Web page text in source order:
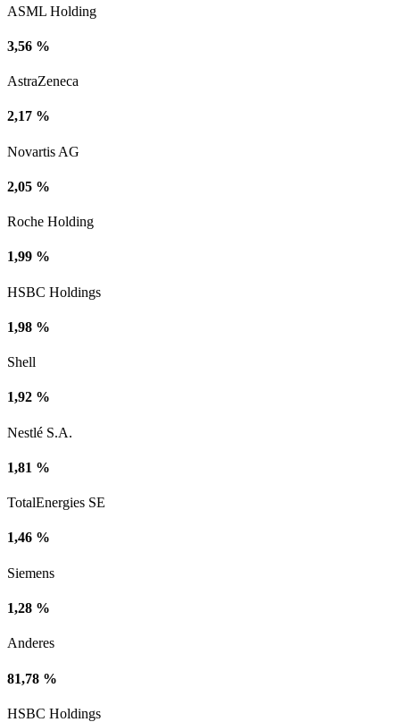
ASML Holding
3,56 %
AstraZeneca
2,17 %
Novartis AG
2,05 %
Roche Holding
1,99 %
HSBC Holdings
1,98 %
Shell
1,92 %
Nestlé S.A.
1,81 %
TotalEnergies SE
1,46 %
Siemens
1,28 %
Anderes
81,78 %
HSBC Holdings